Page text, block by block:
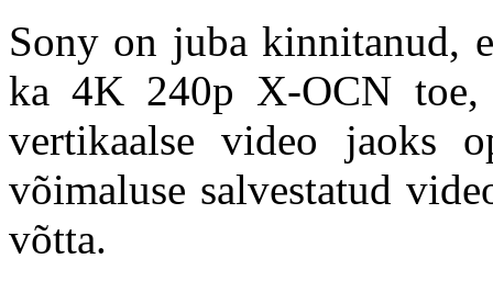
Sony on juba kinnitanud,
ka 4K 240p X-OCN toe,
vertikaalse video jaoks
võimaluse salvestatud
võtta.